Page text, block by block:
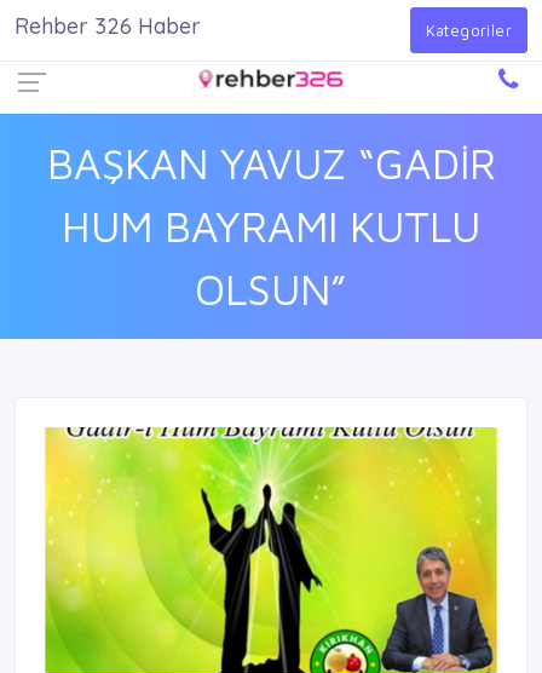
Giriş Yap
BAŞKAN YAVUZ “GADİR
HUM BAYRAMI KUTLU
OLSUN”
Rehber 326 Haber Kategoriler